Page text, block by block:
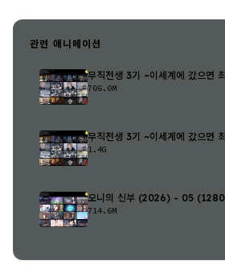
관련 애니메이션
무직전생 3기 ~이세계에 갔으
706.0M
무직전생 3기 ~이세계에 갔으
1.4G
오니의 신부 (2026) - 05
714.6M